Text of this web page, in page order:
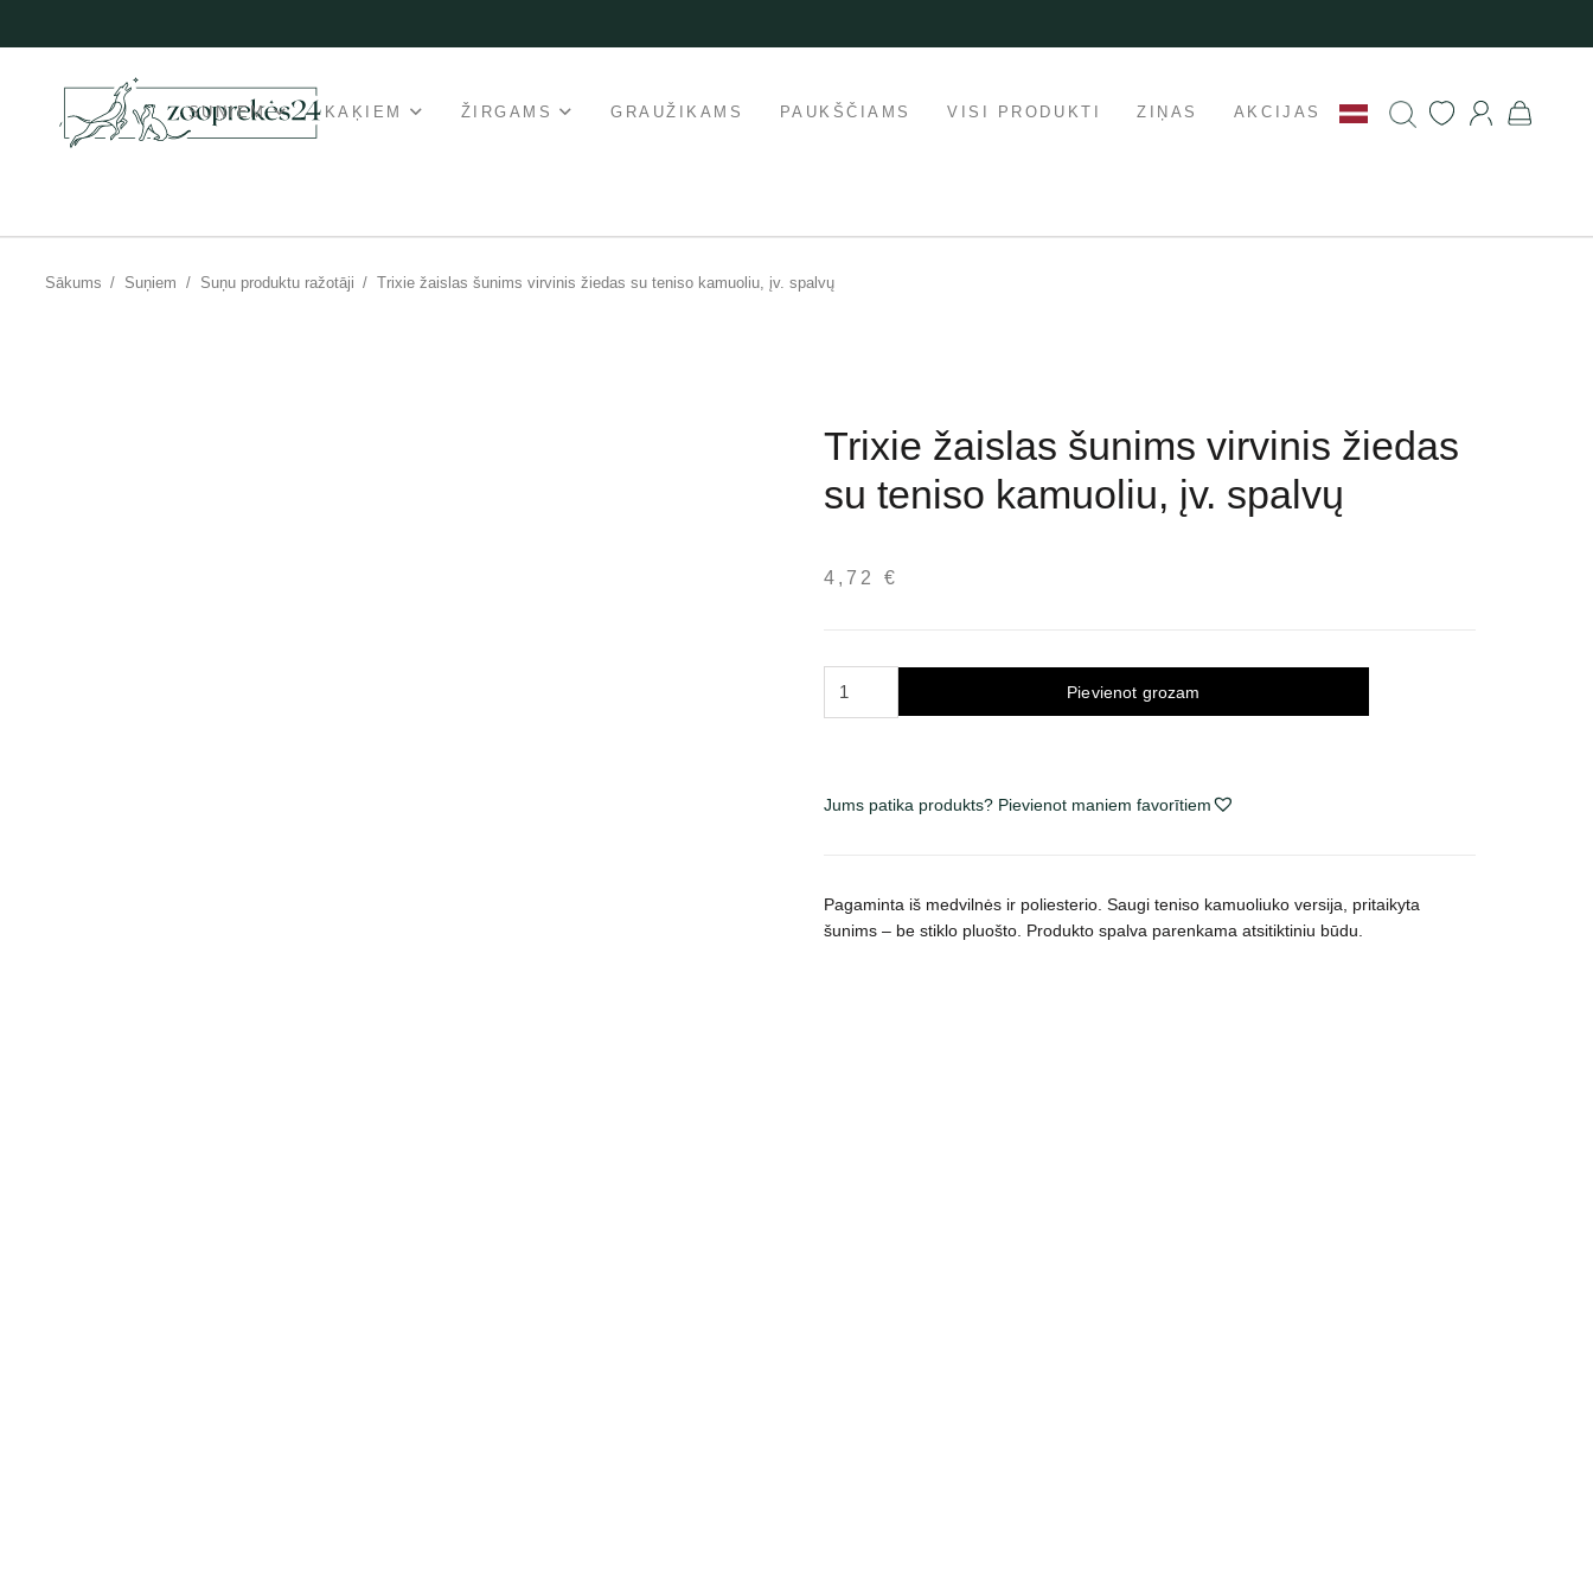
SUŅIEM KAĶIEM ŽIRGAMS GRAUŽIKAMS PAUKŠČIAMS VISI PRODUKTI ZIŅAS AKCIJAS
Sākums / Suņiem / Suņu produktu ražotāji / Trixie žaislas šunims virvinis žiedas su teniso kamuoliu, įv. spalvų
Trixie žaislas šunims virvinis žiedas
su teniso kamuoliu, įv. spalvų
4,72 €
įv.
spalvų
Pievienot grozam
Jums patika produkts? Pievienot maniem favorītiem
Pagaminta iš medvilnės ir poliesterio. Saugi teniso kamuoliuko versija, pritaikyta
šunims – be stiklo pluošto. Produkto spalva parenkama atsitiktiniu būdu.